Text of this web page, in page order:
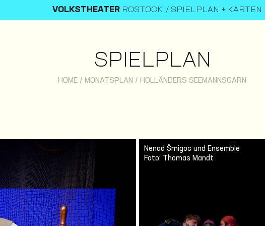
VOLKSTHEATER ROSTOCK SPIELPLAN + KARTEN
SPIELPLAN
HOME / MONATSPLAN / HOLLÄNDERS SEEMANNSGARN
Nenad Šmigoc und Ensemble
Foto: Thomas Mandt